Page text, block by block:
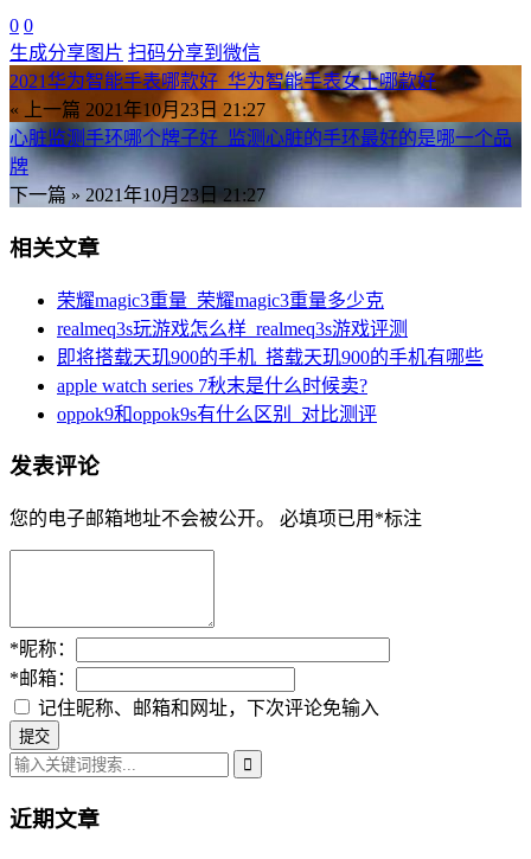
0 0
生成分享图片 扫码分享到微信
2021华为智能手表哪款好_华为智能手表女士哪款好
« 上一篇 2021年10月23日 21:27
心脏监测手环哪个牌子好_监测心脏的手环最好的是哪一个品
牌
下一篇 » 2021年10月23日 21:27
相关文章
荣耀magic3重量_荣耀magic3重量多少克
realmeq3s玩游戏怎么样_realmeq3s游戏评测
即将搭载天玑900的手机_搭载天玑900的手机有哪些
apple watch series 7秋末是什么时候卖?
oppok9和oppok9s有什么区别_对比测评
发表评论
您的电子邮箱地址不会被公开。 必填项已用 *标注
*昵称：
*邮箱：
记住昵称、邮箱和网址，下次评论免输入
近期文章